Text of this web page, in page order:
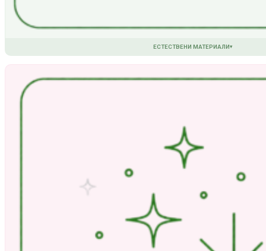
ЕСТЕСТВЕНИ МАТЕРИАЛИ▾